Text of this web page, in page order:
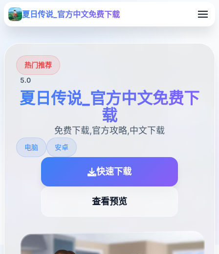
夏日传说_官方中文免费下载
热门推荐
5.0
夏日传说_官方中文免费下
载
免费下载,官方攻略,中文下载
电脑 安卓
快速下载
查看预览